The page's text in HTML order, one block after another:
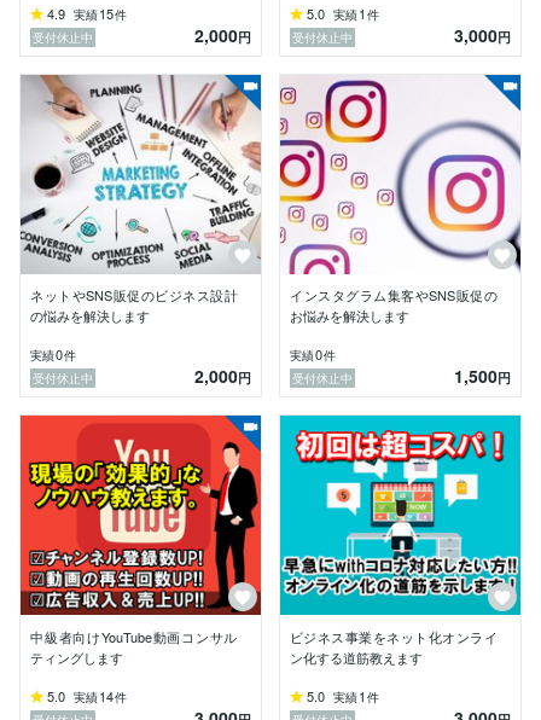
奈川）
・2020年9月：株式会社ランブット（D2C事業）にてC
MO（東京）
・2021年9月：株式会社ROC（SNSマーケ）にてマネ
ージャー（神奈川・神戸）
・2022年8月：株式会社 80&Companyにてマーケ部門
マネージャー（神奈川・京都）
・2023年12月〜現在：フリーランスのマーケッター
（長野/松本市）
【成果を出せる業務】
主に、WEBマーケティングの仕組み構築（SNSマーケ
全般、LP制作、LPO、CRM導入＆CRM運用、ナーチャ
像・動画）、クロージング資料作成、マーケティング研
修などを、事業フェーズごとのKPI達成に向けて、計画
的に⽀援する事。
新規事業開発、ビジネスモデル構築、マーケティング戦
略⽴案、市場調査‧競合分析、各種テストマーケティン
グを、プレイヤーとして、またはディレクターやプロデ
ューサーとして関わることが可能。
直近では、BtoC系の新規事業におけるマーケティング
支援のデジタルマーケティング領域にて、昨年対⽐1/4
のコストで新規リード獲得を実現し、CPAは10万円→2
万円を維持継続。その後、集客チャネルを拡大し、リー
た実績あり。
4.9 実績15件
受付休止中
2,000円
5.0 実績1 件
受付休止中
3,000円
ネットやSNS販促のビジネス設計
の悩みを解決します
実績0件
受付休止中
2,000円
インスタグラム集客やSNS販促の
お悩みを解決します
実績0件
受付休止中
1,500円
中級者向けYouTube動画コンサル
ティングします
5.0 実績14件
ビジネス事業をネット化オンライ
ン化する道筋教えます
5.0 実績1 件